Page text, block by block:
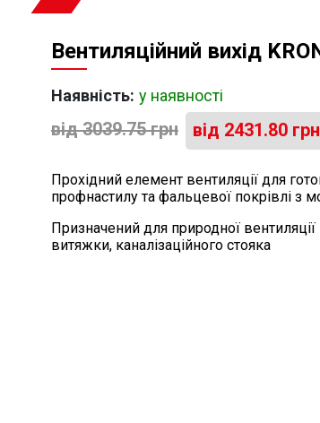
Вентиляційний вихід
Наявність: у наявності
від3039.75грн від 2431.80 грн
Прохідний елемент вентиляції для
профнастилу та фальцевої покрівлі з
Призначений для природної
витяжки, каналізаційного стояка